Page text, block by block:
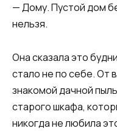
— Дому. Пустой дом
нельзя.
Она сказала это
стало не по себе. От
знакомой дачной
старого шкафа,
никогда не любила